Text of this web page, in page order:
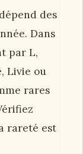
des
Dans
par L,
Livie ou
rares
rareté est